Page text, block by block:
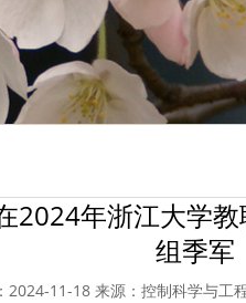
2024年浙江大学
组季军
2024-11-18 来源：控制科学与工